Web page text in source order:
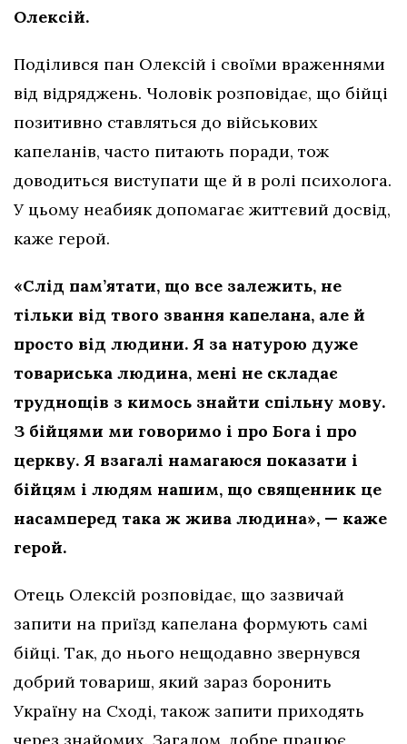
Олексій.
Поділився пан Олексій і своїми враженнями
від відряджень. Чоловік розповідає, що бійці
позитивно ставляться до військових
капеланів, часто питають поради, тож
доводиться виступати ще й в ролі психолога.
У цьому неабияк допомагає життєвий досвід,
каже герой.
«Слід пам’ятати, що все залежить, не
тільки від твого звання капелана, але й
просто від людини. Я за натурою дуже
товариська людина, мені не складає
труднощів з кимось знайти спільну мову.
З бійцями ми говоримо і про Бога і про
церкву. Я взагалі намагаюся показати і
бійцям і людям нашим, що священник це
насамперед така ж жива людина», — каже
герой.
Отець Олексій розповідає, що зазвичай
запити на приїзд капелана формують самі
бійці. Так, до нього нещодавно звернувся
добрий товариш, який зараз боронить
Україну на Сході, також запити приходять